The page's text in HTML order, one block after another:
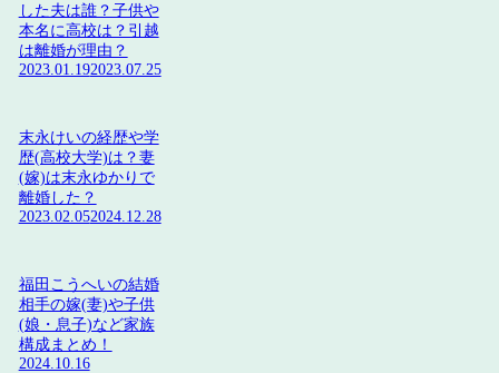
した夫は誰？子供や
本名に高校は？引越
は離婚が理由？
2023.01.192023.07.25
末永けいの経歴や学
歴(高校大学)は？妻
(嫁)は末永ゆかりで
離婚した？
2023.02.052024.12.28
福田こうへいの結婚
相手の嫁(妻)や子供
(娘・息子)など家族
構成まとめ！
2024.10.16